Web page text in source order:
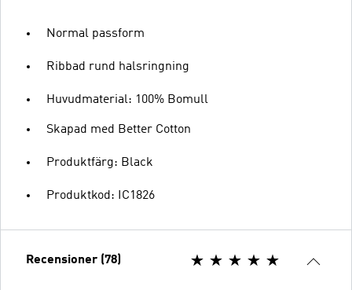
Normal passform
Ribbad rund halsringning
Huvudmaterial: 100% Bomull
Skapad med Better Cotton
Produktfärg: Black
Produktkod: IC1826
Recensioner (78)